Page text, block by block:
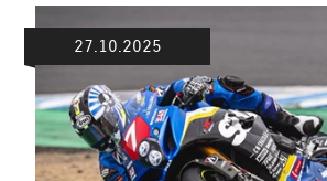
27.10.2025